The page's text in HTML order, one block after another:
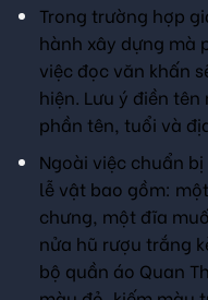
Trong trường hợp
hành xây dựng mà
việc đọc văn khấn
hiện. Lưu ý điền
phần tên, tuổi và
Ngoài việc chuẩn
lễ vật bao gồm:
chưng, một đĩa
nửa hũ rượu trắng
bộ quần áo Quan